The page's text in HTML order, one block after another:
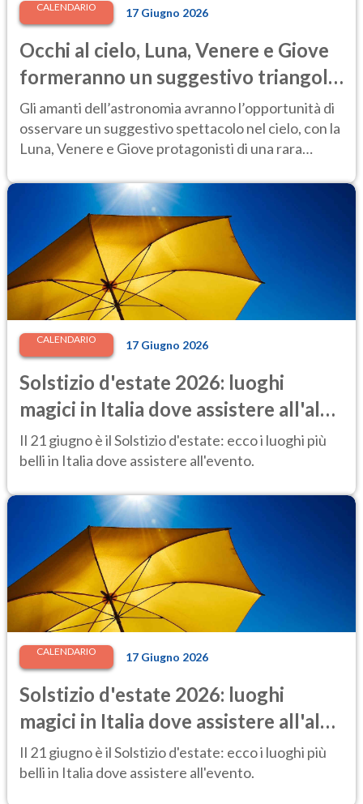
CALENDARIO 17 Giugno 2026
Occhi al cielo, Luna, Venere e Giove
formeranno un suggestivo triangolo
luminoso: ecco quando
Gli amanti dell’astronomia avranno l’opportunità di
osservare un suggestivo spettacolo nel cielo, con la
Luna, Venere e Giove protagonisti di una rara
CALENDARIO 17 Giugno 2026
Solstizio d'estate 2026: luoghi
magici in Italia dove assistere all'alba
più speciale dell'anno
Il 21 giugno è il Solstizio d'estate: ecco i luoghi più
belli in Italia dove assistere all'evento.
CALENDARIO 17 Giugno 2026
Solstizio d'estate 2026: luoghi
magici in Italia dove assistere all'alba
più speciale dell'anno
Il 21 giugno è il Solstizio d'estate: ecco i luoghi più
belli in Italia dove assistere all'evento.